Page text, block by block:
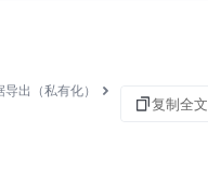
出（私有化）
复制全文